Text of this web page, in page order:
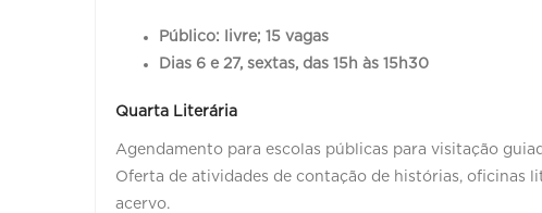
Público: livre; 15 vagas
Dias 6 e 27, sextas, das 15h às 15h30
Quarta Literária
Agendamento para escolas públicas para visitação
Oferta de atividades de contação de histórias, oficinas
acervo.